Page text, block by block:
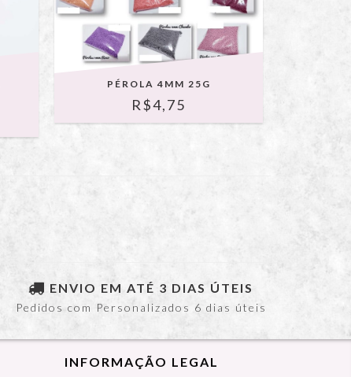
PÉROLA 4MM 25G
R$4,75
ENVIO EM ATÉ 3 DIAS ÚTEIS
Pedidos com Personalizados 6 dias úteis
INFORMAÇÃO LEGAL